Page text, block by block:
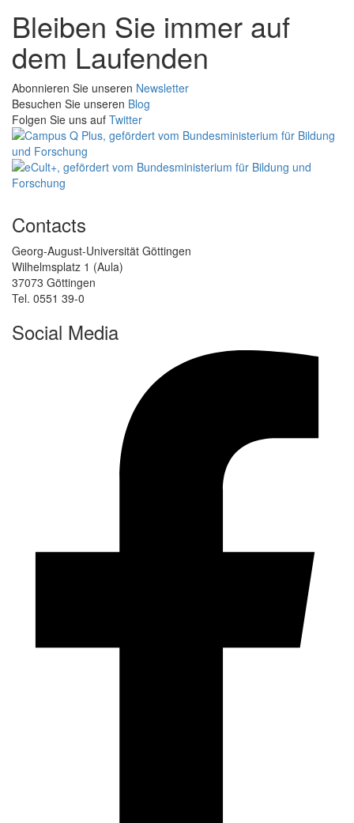
Bleiben Sie immer auf
dem Laufenden
Abonnieren Sie unseren Newsletter
Besuchen Sie unseren Blog
Folgen Sie uns auf Twitter
Contacts
Georg-August-Universität Göttingen
Wilhelmsplatz 1 (Aula)
37073 Göttingen
Tel. 0551 39-0
Social Media